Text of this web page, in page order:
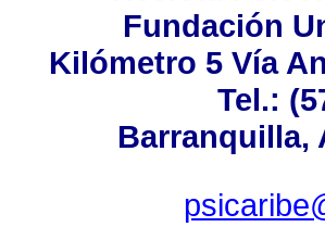
Fundación
Kilómetro 5 Vía
Tel.:
Barranquilla,